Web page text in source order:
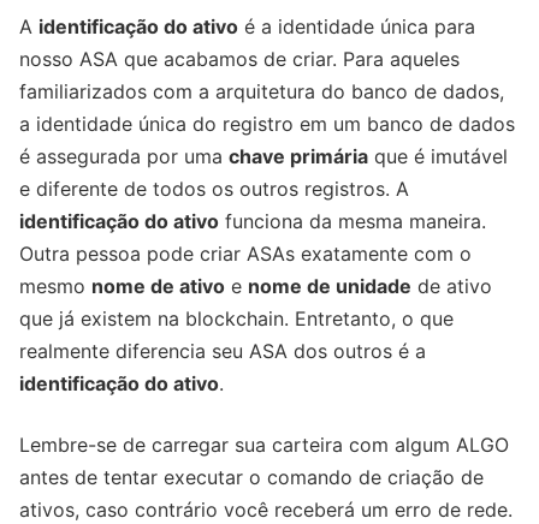
A identificação do ativo é a identidade única para
nosso ASA que acabamos de criar. Para aqueles
familiarizados com a arquitetura do banco de dados,
a identidade única do registro em um banco de dados
é assegurada por uma chave primária que é imutável
e diferente de todos os outros registros. A
identificação do ativo funciona da mesma maneira.
Outra pessoa pode criar ASAs exatamente com o
mesmo nome de ativo e nome de unidade de ativo
que já existem na blockchain. Entretanto, o que
realmente diferencia seu ASA dos outros é a
identificação do ativo.
Lembre-se de carregar sua carteira com algum ALGO
antes de tentar executar o comando de criação de
ativos, caso contrário você receberá um erro de rede.